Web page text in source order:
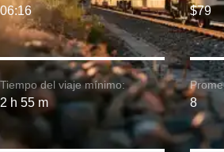
Tiempo del viaje mínimo:
2 h 55 m
06:16 $79
8